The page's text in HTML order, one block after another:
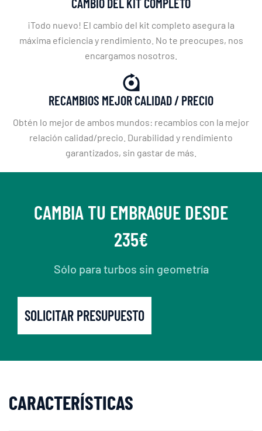
¡Todo nuevo! El cambio del kit completo asegura la
máxima eficiencia y rendimiento. No te preocupes, nos
encargamos nosotros.
RECAMBIOS MEJOR CALIDAD / PRECIO
Obtén lo mejor de ambos mundos: recambios con la mejor
relación calidad/precio. Durabilidad y rendimiento
garantizados, sin gastar de más.
CAMBIA TU EMBRAGUE DESDE
235€
Sólo para turbos sin geometría
SOLICITAR PRESUPUESTO
CARACTERÍSTICAS